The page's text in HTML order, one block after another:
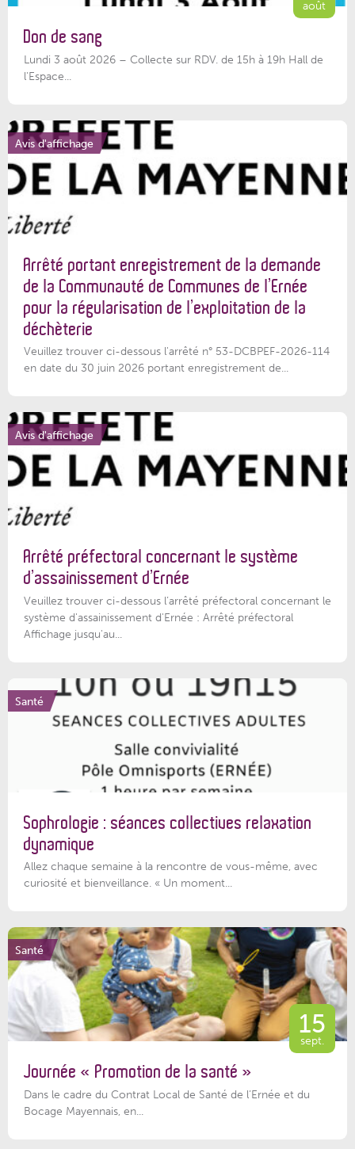
août
Don de sang
Lundi 3 août 2026 – Collecte sur RDV. de 15h à 19h Hall de
l'Espace...
Avis d'affichage
Arrêté portant enregistrement de la demande
de la Communauté de Communes de l’Ernée
pour la régularisation de l’exploitation de la
déchèterie
Veuillez trouver ci-dessous l'arrêté n° 53-DCBPEF-2026-114
en date du 30 juin 2026 portant enregistrement de...
Avis d'affichage
Arrêté préfectoral concernant le système
d’assainissement d’Ernée
Veuillez trouver ci-dessous l’arrêté préfectoral concernant le
système d'assainissement d'Ernée : Arrêté préfectoral
Affichage jusqu'au...
Santé
Sophrologie : séances collectives relaxation
dynamique
Allez chaque semaine à la rencontre de vous-même, avec
curiosité et bienveillance. « Un moment...
Santé
15
sept.
Journée « Promotion de la santé »
Dans le cadre du Contrat Local de Santé de l’Ernée et du
Bocage Mayennais, en...